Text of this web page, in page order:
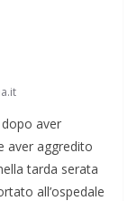
aver
aver aggredito
tarda serata
all’ospedale